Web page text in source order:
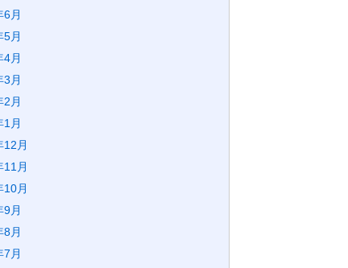
6月
5月
4月
3月
2月
1月
12月
11月
10月
9月
8月
7月